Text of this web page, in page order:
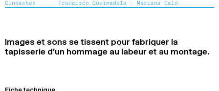
2024
2022
2020
2018
Cinéastes
Francisco Queimadela ; Mariana Caló
Images et sons se tissent pour fabriquer la
tapisserie d’un hommage au labeur et au montage.
Fiche technique